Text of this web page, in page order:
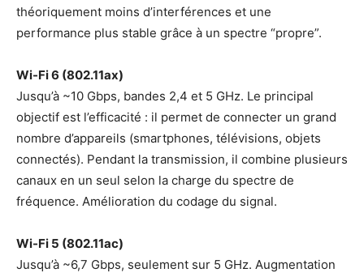
théoriquement moins d’interférences et une
performance plus stable grâce à un spectre “propre”.
Wi-Fi 6 (802.11ax)
Jusqu’à ~10 Gbps, bandes 2,4 et 5 GHz. Le principal
objectif est l’efficacité : il permet de connecter un grand
nombre d’appareils (smartphones, télévisions, objets
connectés). Pendant la transmission, il combine plusieurs
canaux en un seul selon la charge du spectre de
fréquence. Amélioration du codage du signal.
Wi-Fi 5 (802.11ac)
Jusqu’à ~6,7 Gbps, seulement sur 5 GHz. Augmentation